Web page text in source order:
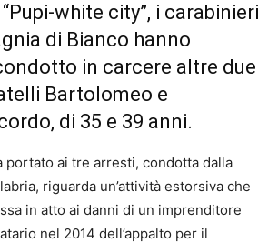
white city”, i carabinieri
di Bianco hanno
in carcere altre due
Bartolomeo e
di 35 e 39 anni.
portato ai tre arresti, condotta dalla
riguarda un’attività estorsiva che
in atto ai danni di un imprenditore
nel 2014 dell’appalto per il